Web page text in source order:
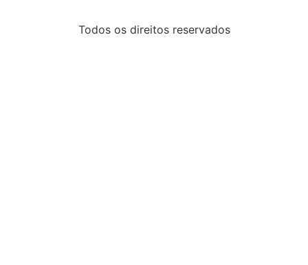
Todos os direitos reservados